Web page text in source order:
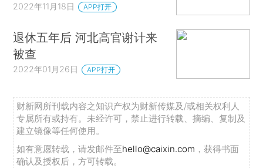
2022年11月18日 APP打开
退休五年后 河北高官谢计来
被查
2022年01月26日 APP打开
财新网所刊载内容之知识产权为财新传媒及/或相关权利人
专属所有或持有。未经许可，禁止进行转载、摘编、复制及
建立镜像等任何使用。
如有意愿转载，请发邮件至hello@caixin.com ，获得书面
确认及授权后，方可转载。